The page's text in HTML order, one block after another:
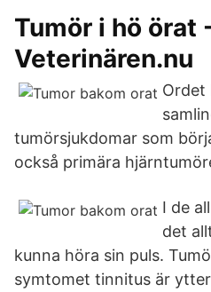
Tumör i hö örat
Veterinären.nu
Ordet
tumörsjukdomar som
också primära
I de
det
kunna höra sin puls.
symtomet tinnitus är